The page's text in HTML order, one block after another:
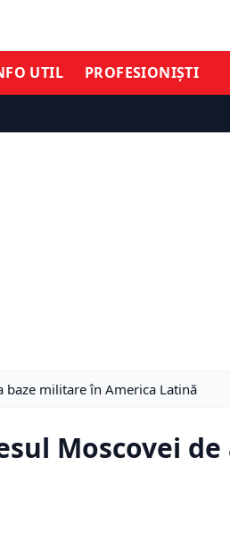
UTIL PROFESIONIȘTI
baze militare în America Latină
Moscovei de